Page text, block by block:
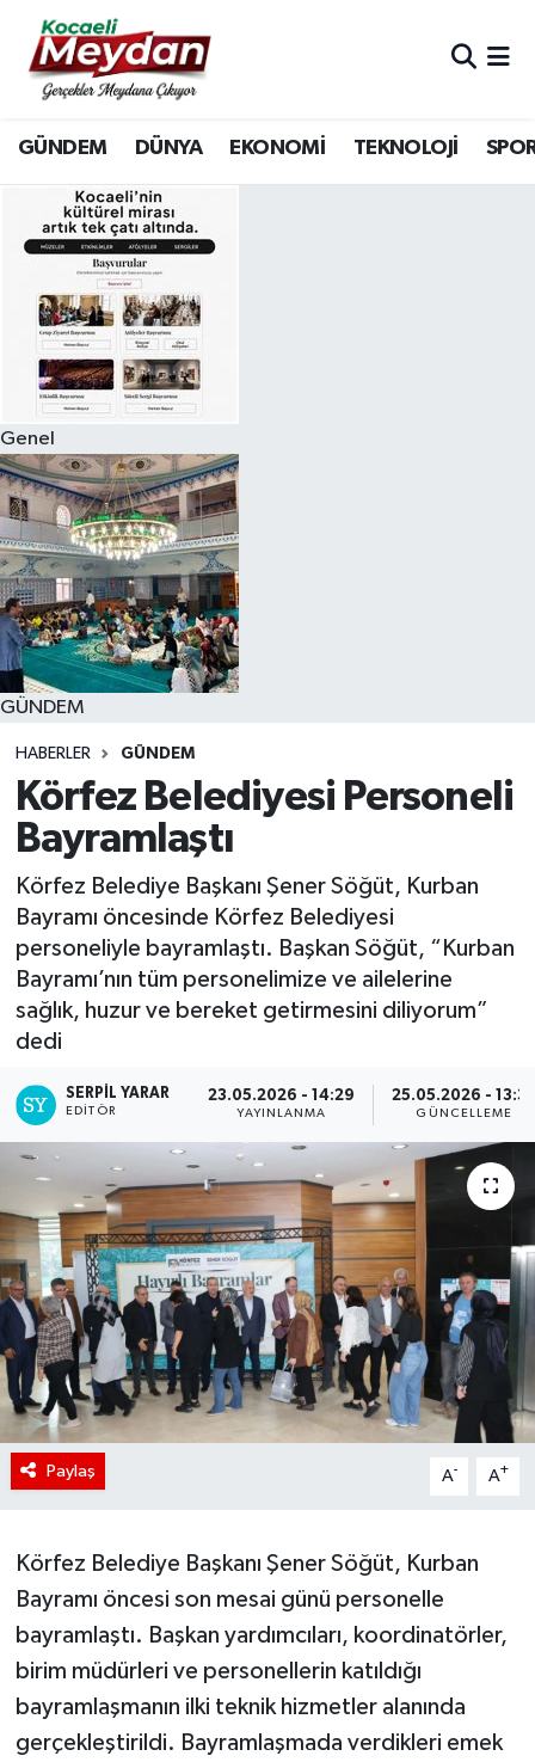
GÜNDEM DÜNYA EKONOMİ TEKNOLOJİ
Genel
GÜNDEM
HABERLER GÜNDEM
Körfez Belediyesi Personeli
Bayramlaştı
Körfez Belediye Başkanı Şener Söğüt, Kurban
Bayramı öncesinde Körfez Belediyesi
personeliyle bayramlaştı. Başkan Söğüt, “Kurban
Bayramı’nın tüm personelimize ve ailelerine
sağlık, huzur ve bereket getirmesini diliyorum”
dedi
SERPİL YARAR
EDITÖR
23.05.2026 - 14:29
YAYINLANMA
25.05.2026 -
GÜNCELLEME
Paylaş A- A+
Körfez Belediye Başkanı Şener Söğüt, Kurban
Bayramı öncesi son mesai günü personelle
bayramlaştı. Başkan yardımcıları, koordinatörler,
birim müdürleri ve personellerin katıldığı
bayramlaşmanın ilki teknik hizmetler alanında
gerçekleştirildi. Bayramlaşmad a verdikleri emek
Nöbetçi Eczaneler
Hava Durumu
Trafik Durumu
Süper Lig Puan Durumu ve Fikstür
Tüm Manşetler
Son Dakika Haberleri
Haber Arşivi